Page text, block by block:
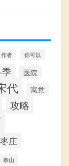
作者 你可以
医院
代 寓意
攻略
枣庄
泰山